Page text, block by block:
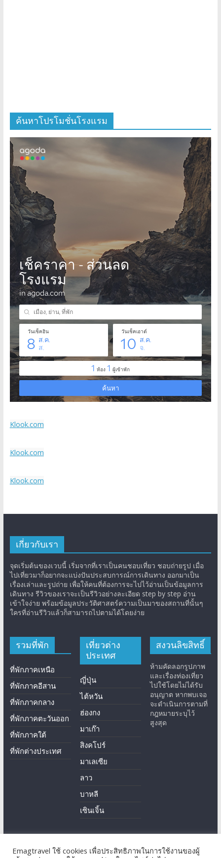
ค้นหาโปรโมชั่นโรงแรม
Klook.com
Klook.com
Klook.com
เกี่ยวกับเรา
จุดเริ่มต้นของเวบนี้ เริ่มจากที่เราเป็นคนชอบเที่ยว ชอบถ่ายรูป เมื่อ
ไปเที่ยวมาก็อยากจะแบ่งปันประสบการณ์การเดินทาง ออกมาเป็น
เรื่องเล่าและรูปถ่าย เพื่อให้คนที่ต้องการจะไปไว้อ่านเป็นข้อมูลการ
เดินทาง รีวิวของเราจะเป็นรีวิวอย่างละเอียด step by step อ่าน
เข้าใจง่าย พร้อมข้อมูลประวัติศาสตร์ความเป็นมาของสถานที่นั้นๆ
ใครที่อ่านรีวิวแล้วก็สามารถไปตามได้โดยง่าย
รวมที่พัก
ที่พักภาคเหนือ
ที่พักภาคอีสาน
ที่พักภาคกลาง
ที่พักภาคตะวันออก
ที่พักภาคใต้
ที่พักต่างประเทศ
เที่ยวต่าง
ประเทศ
ญี่ปุ่น
ไต้หวัน
ฮ่องกง
มาเก๊า
สิงคโปร์
มาเลเซีย
ลาว
บาหลี
เซินเจิ้น
สงวนลิขสิทธิ์
ห้ามคัดลอกรูปภาพ
และเรื่องท่องเที่ยว
ไปใช้โดยไม่ได้รับ
อนุญาต หากพบเจอ
จะดำเนินการตามที่
กฎหมายระบุไว้
สูงสุด
Emagtravel ใช้ cookies เพื่อประสิทธิภาพในการใช้งานของผู้